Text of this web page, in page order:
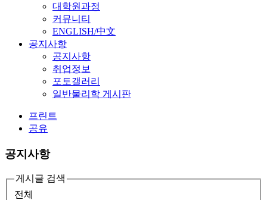
대학원과정
커뮤니티
ENGLISH/中文
공지사항
공지사항
취업정보
포토갤러리
일반물리학 게시판
프린트
공유
공지사항
게시글 검색
전체